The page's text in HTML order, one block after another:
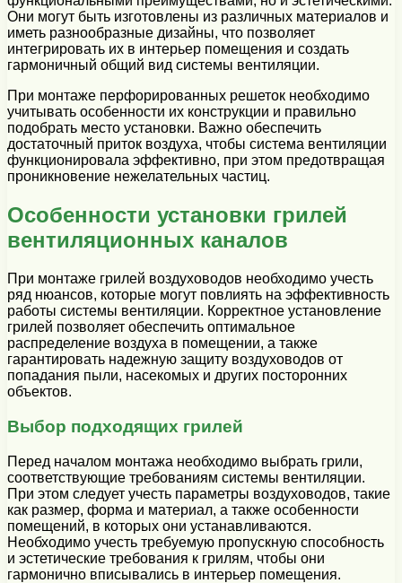
Они могут быть изготовлены из различных материалов и
иметь разнообразные дизайны, что позволяет
интегрировать их в интерьер помещения и создать
гармоничный общий вид системы вентиляции.
При монтаже перфорированных решеток необходимо
учитывать особенности их конструкции и правильно
подобрать место установки. Важно обеспечить
достаточный приток воздуха, чтобы система вентиляции
функционировала эффективно, при этом предотвращая
проникновение нежелательных частиц.
Особенности установки грилей
вентиляционных каналов
При монтаже грилей воздуховодов необходимо учесть
ряд нюансов, которые могут повлиять на эффективность
работы системы вентиляции. Корректное установление
грилей позволяет обеспечить оптимальное
распределение воздуха в помещении, а также
гарантировать надежную защиту воздуховодов от
попадания пыли, насекомых и других посторонних
объектов.
Выбор подходящих грилей
Перед началом монтажа необходимо выбрать грили,
соответствующие требованиям системы вентиляции.
При этом следует учесть параметры воздуховодов, такие
как размер, форма и материал, а также особенности
помещений, в которых они устанавливаются.
Необходимо учесть требуемую пропускную способность
и эстетические требования к грилям, чтобы они
гармонично вписывались в интерьер помещения.